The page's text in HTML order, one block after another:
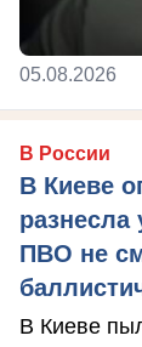
05.08.2026
В России
В Киеве
разнесла
ПВО не
В Киеве